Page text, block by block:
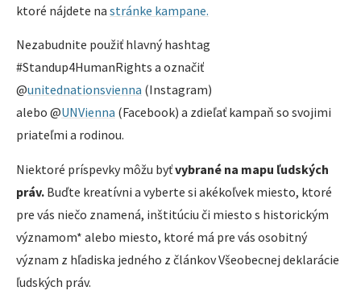
ktoré nájdete na stránke kampane.
Nezabudnite použiť hlavný hashtag
#Standup4HumanRights a označiť
@unitednationsvienna (Instagram)
alebo @UNVienna (Facebook) a zdieľať kampaň so svojimi
priateľmi a rodinou.
Niektoré príspevky môžu byťvybrané na mapu ľudských
práv. Buďte kreatívni a vyberte si akékoľvek miesto, ktoré
pre vás niečo znamená, inštitúciu či miesto s historickým
významom* alebo miesto, ktoré má pre vás osobitný
význam z hľadiska jedného z článkov Všeobecnej deklarácie
ľudských práv.